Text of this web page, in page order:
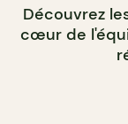
Découvrez
cœur de